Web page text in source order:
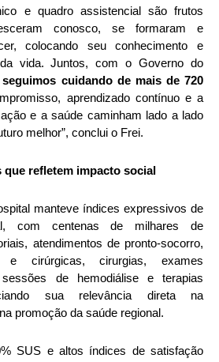
e quadro assistencial são frutos
conosco, se formaram e
colocando seu conhecimento e
vida. Juntos, com o Governo do
seguimos cuidando de mais de 720
aprendizado contínuo e a
e a saúde caminham lado a lado
melhor”, conclui o Frei.
que refletem impacto social
manteve índices expressivos de
com centenas de milhares de
atendimentos de pronto-socorro,
e cirúrgicas, cirurgias, exames
de hemodiálise e terapias
sua relevância direta na
promoção da saúde regional.
SUS e altos índices de satisfação